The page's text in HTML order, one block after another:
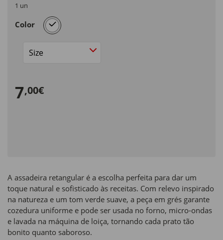
1 un
Color selected
Size
7,00€
A assadeira retangular é a escolha perfeita para dar um
toque natural e sofisticado às receitas. Com relevo inspirado
na natureza e um tom verde suave, a peça em grés garante
cozedura uniforme e pode ser usada no forno, micro-ondas
e lavada na máquina de loiça, tornando cada prato tão
bonito quanto saboroso.